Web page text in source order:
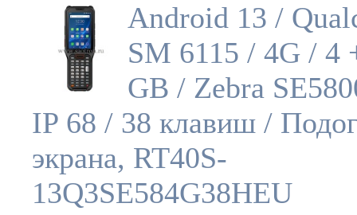
Android 13 /
SM 6115 / 4G / 4
GB / Zebra
IP 68 / 38 клавиш /
экрана, RT40S-
13Q3SE584G38HEU